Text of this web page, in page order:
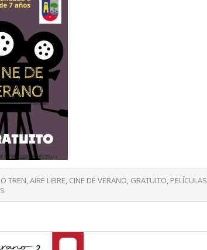
TREN,AIRE LIBRE, CINE DE VERANO, GRATUITO, PELÍCULAS